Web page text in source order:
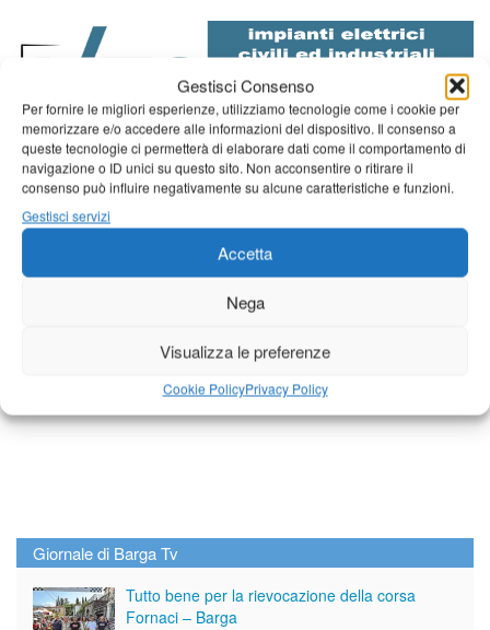
Gestisci Consenso
Per fornire le migliori esperienze, utilizziamo tecnologie come i cookie per
memorizzare e/o accedere alle informazioni del dispositivo. Il consenso a
queste tecnologie ci permetterà di elaborare dati come il comportamento di
navigazione o ID unici su questo sito. Non acconsentire o ritirare il
consenso può influire negativamente su alcune caratteristiche e funzioni.
Gestisci servizi
Accetta
Nega
Visualizza le preferenze
Cookie PolicyPrivacy Policy
Diretta NoiTv
Giornale di Barga Tv
Tutto bene per la rievocazione della corsa
Fornaci – Barga